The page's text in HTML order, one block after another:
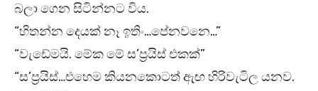
බලා ගෙන සිටින්නට විය.
“හිතන්න දෙයක් නෑ ඉතිං…පේනවනෙ…”
“වැඩේමයි. මේක මේ ස’ප්‍රයිස් එකක්”
“ස’ප්‍රයිස්…එහෙම කියනකොටත් ඇඟ හිරිවැටිල යනව.